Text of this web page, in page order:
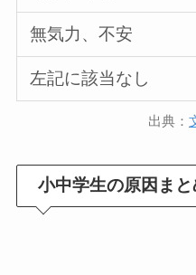
無気力、不安
左記に該当なし
出典：
小中学生の原因まと